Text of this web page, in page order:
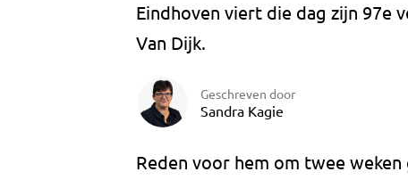
Eindhoven viert die dag zijn 97e
Van Dijk.
Geschreven door
Sandra Kagie
Reden voor hem om twee